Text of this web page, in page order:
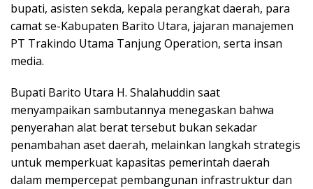
bupati, asisten sekda, kepala perangkat daerah, para
camat se-Kabupaten Barito Utara, jajaran manajemen
PT Trakindo Utama Tanjung Operation, serta insan
media.
Bupati Barito Utara H. Shalahuddin saat
menyampaikan sambutannya menegaskan bahwa
penyerahan alat berat tersebut bukan sekadar
penambahan aset daerah, melainkan langkah strategis
untuk memperkuat kapasitas pemerintah daerah
dalam mempercepat pembangunan infrastruktur dan